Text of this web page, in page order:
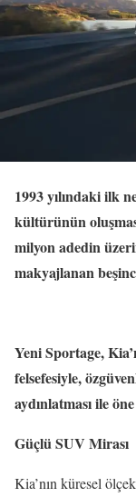
1993 yılındaki ilk
kültürünün
milyon adedin
makyajlanan
Yeni Sportage,
felsefesiyle,
aydınlatması ile
Güçlü SUV Mirası
Kia’nın küresel